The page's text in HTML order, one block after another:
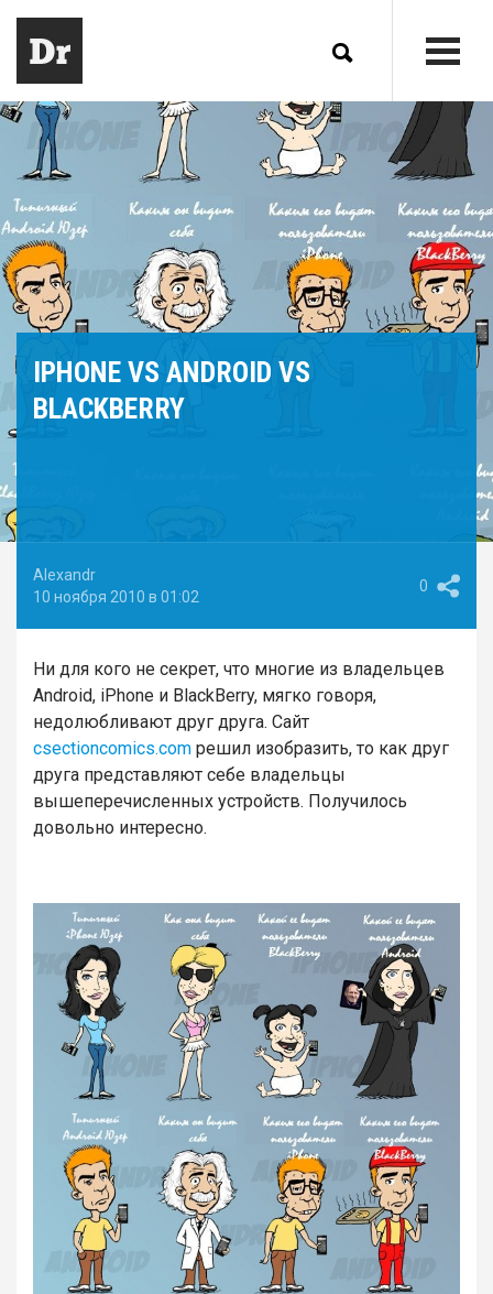
IPHONE VS ANDROID VS
BLACKBERRY
Alexandr
10 ноября 2010 в 01:02
0
Ни для кого не секрет, что многие из владельцев
Android, iPhone и BlackBerry, мягко говоря,
недолюбливают друг друга. Сайт
csectioncomics.com решил изобразить, то как друг
друга представляют себе владельцы
вышеперечисленных устройств. Получилось
довольно интересно.